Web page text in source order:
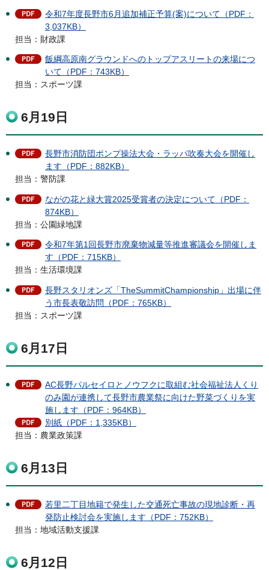
令和7年度長野市6月追加補正予算(案)について（PDF：
3,037KB）
担当：財政課
飯綱高原南グラウンドへのトップアスリートの来場につ
いて（PDF：743KB）
担当：スポーツ課
6月19日
長野市消防団ポンプ操法大会・ラッパ吹奏大会を開催し
ます（PDF：882KB）
担当：警防課
ながの花と緑大賞2025受賞者の決定について（PDF：
874KB）
担当：公園緑地課
令和7年第1回長野市廃棄物減量等推進審議会を開催しま
す（PDF：715KB）
担当：生活環境課
長野スタリオンズ「TheSummitChampionship」出場に伴
う市長表敬訪問（PDF：765KB）
担当：スポーツ課
6月17日
AC長野パルセイロとノウフクに取組む社会福祉法人くり
のみ園が連携して長野市農業祭に向けた野菜づくりを実
施します（PDF：964KB）
別紙（PDF：1,335KB）
担当：農業政策課
6月13日
若里二丁目地籍で発生した交通死亡事故の現地診断・再
発防止検討会を実施します（PDF：752KB）
担当：地域活動支援課
6月12日